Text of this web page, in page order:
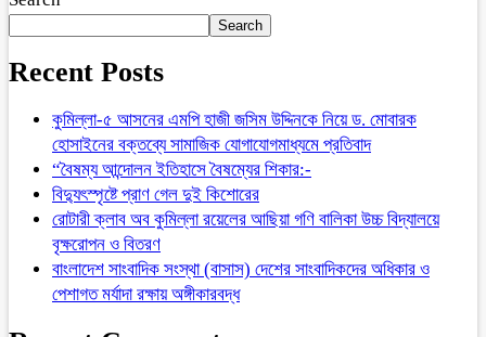
Search
Recent Posts
কুমিল্লা-৫ আসনের এমপি হাজী জসিম উদ্দিনকে নিয়ে ড. মোবারক
হোসাইনের বক্তব্যে সামাজিক যোগাযোগমাধ্যমে প্রতিবাদ
“বৈষম্য আন্দোলন ইতিহাসে বৈষম্যের শিকার:-
বিদ্যুৎস্পৃষ্টে প্রাণ গেল দুই কিশোরের
রোটারী ক্লাব অব কুমিল্লা রয়েলের আছিয়া গণি বালিকা উচ্চ বিদ্যালয়ে
বৃক্ষরোপন ও বিতরণ
বাংলাদেশ সাংবাদিক সংস্থা (বাসাস) দেশের সাংবাদিকদের অধিকার ও
পেশাগত মর্যাদা রক্ষায় অঙ্গীকারবদ্ধ